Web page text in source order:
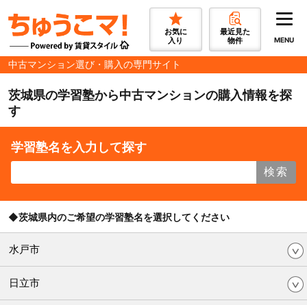
お気に
入り
最近見た
物件
MENU
中古マンション選び・購入の専門サイト
茨城県の学習塾から中古マンションの購入情報を探
す
学習塾名を入力して探す
検索
◆茨城県内のご希望の学習塾名を選択してください
水戸市
日立市